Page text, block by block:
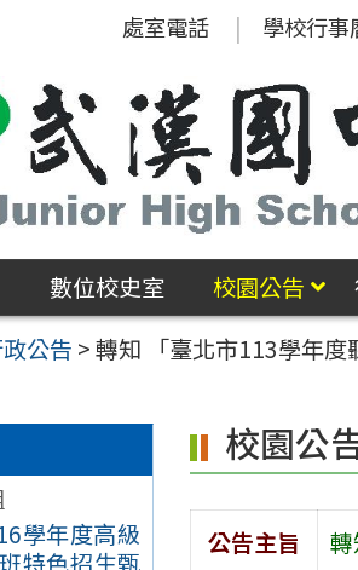
處室電話 學校行事
數位校史室 校園公告
公告 >轉知 「臺北市113學年
學年度高級
特色招生甄
校園公
公告主旨